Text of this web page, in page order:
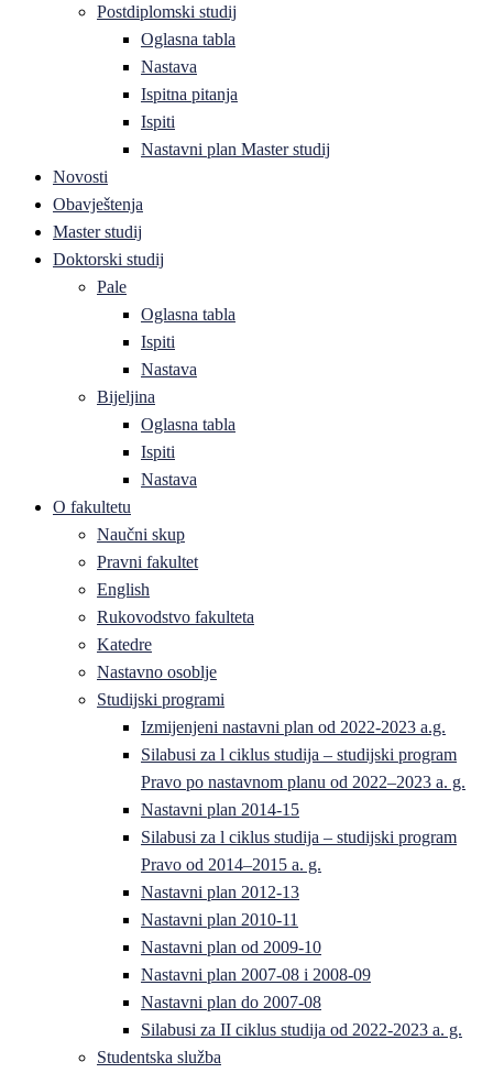
Postdiplomski studij
Oglasna tabla
Nastava
Ispitna pitanja
Ispiti
Nastavni plan Master studij
Novosti
Obavještenja
Master studij
Doktorski studij
Pale
Oglasna tabla
Ispiti
Nastava
Bijeljina
Oglasna tabla
Ispiti
Nastava
O fakultetu
Naučni skup
Pravni fakultet
English
Rukovodstvo fakulteta
Katedre
Nastavno osoblje
Studijski programi
Izmijenjeni nastavni plan od 2022-2023 a.g.
Silabusi za l ciklus studija – studijski program
Pravo po nastavnom planu od 2022–2023 a. g.
Nastavni plan 2014-15
Silabusi za l ciklus studija – studijski program
Pravo od 2014–2015 a. g.
Nastavni plan 2012-13
Nastavni plan 2010-11
Nastavni plan od 2009-10
Nastavni plan 2007-08 i 2008-09
Nastavni plan do 2007-08
Silabusi za II ciklus studija od 2022-2023 a. g.
Studentska služba